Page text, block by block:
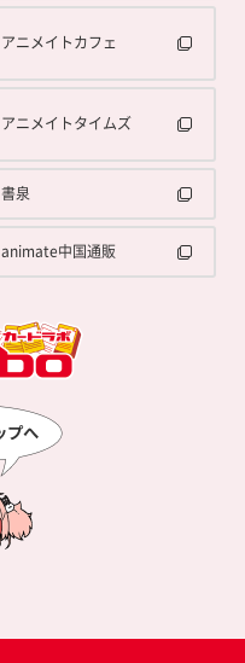
アニメイトカフェ
アニメイトタイムズ
書泉
animate中国通販